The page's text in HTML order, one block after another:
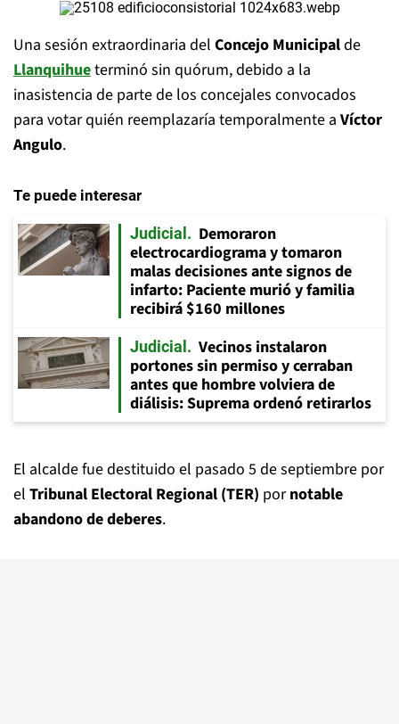
Una sesión extraordinaria del Concejo Municipalde
Llanquihueterminó sin quórum, debido a la
inasistencia de parte de los concejales convocados
para votar quién reemplazaría temporalmente a Víctor
Angulo.
Te puede interesar
Judicial
Demoraron
electrocardiograma y tomaron
malas decisiones ante signos de
infarto: Paciente murió y familia
recibirá $160 millones
Judicial
Vecinos instalaron
portones sin permiso y cerraban
antes que hombre volviera de
diálisis: Suprema ordenó retirarlos
El alcalde fue destituido el pasado 5 de septiembre por
el Tribunal Electoral Regional (TER) pornotable
abandono de deberes.